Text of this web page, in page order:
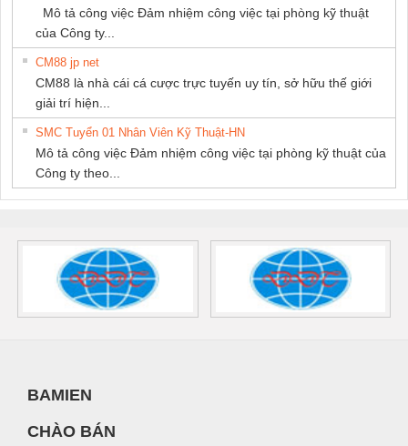
Mô tả công việc Đảm nhiệm công việc tại phòng kỹ thuật
của Công ty...
CM88 jp net
CM88 là nhà cái cá cược trực tuyến uy tín, sở hữu thế giới
giải trí hiện...
SMC Tuyển 01 Nhân Viên Kỹ Thuật-HN
Mô tả công việc Đảm nhiệm công việc tại phòng kỹ thuật của
Công ty theo...
BAMIEN
CHÀO BÁN